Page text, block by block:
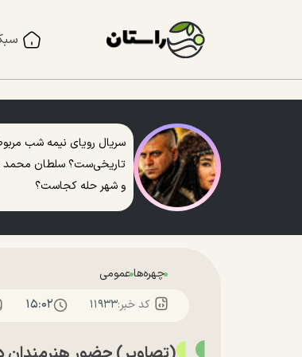
سریال رویای نیمه شب
تاریخی‌ست؟ سلطان محمد
و شهر حله کجاست؟
چهره‌هاعمومی
کد خبر:۱۱۹۳۳ ۱۵:۰۲